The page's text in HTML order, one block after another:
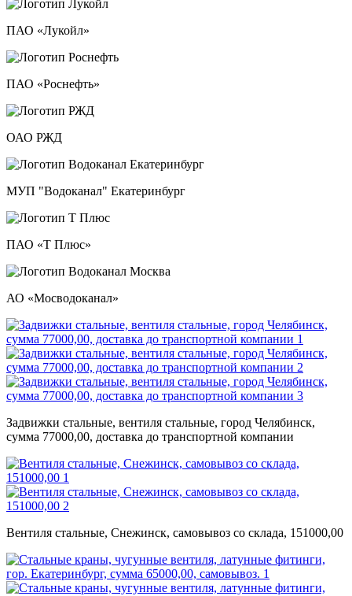
ПАО «Лукойл»
ПАО «Роснефть»
ОАО РЖД
МУП "Водоканал" Екатеринбург
ПАО «Т Плюс»
АО «Мосводоканал»
Задвижки стальные, вентиля стальные, город Челябинск,
сумма 77000,00, доставка до транспортной компании
Вентиля стальные, Снежинск, самовывоз со склада, 151000,00